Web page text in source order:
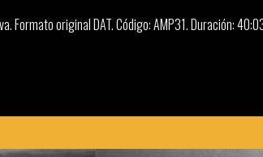
Formato original DAT. Código: AMP31. Duración: